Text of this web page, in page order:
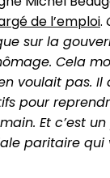
de l’emploi.
sur la
Cela
voulait pas. Il
pour
Et c’est
paritaire qui